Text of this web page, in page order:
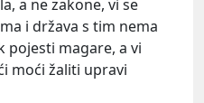
a ne zakone, vi se
i država s tim nema
pojesti magare, a vi
moći žaliti upravi